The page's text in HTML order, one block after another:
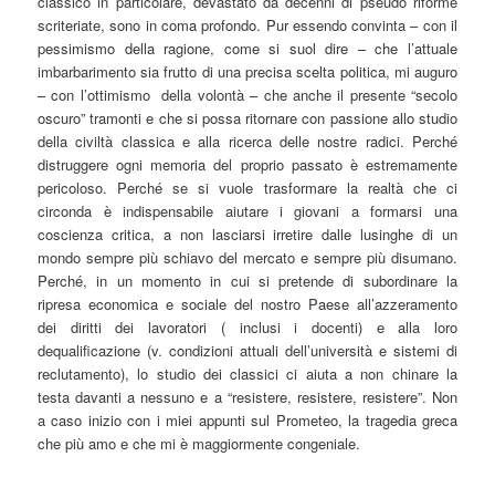
scriteriate, sono in coma profondo. Pur essendo convinta – con il
pessimismo della ragione, come si suol dire – che l’attuale
imbarbarimento sia frutto di una precisa scelta politica, mi auguro
– con l’ottimismo della volontà – che anche il presente “secolo
oscuro” tramonti e che si possa ritornare con passione allo studio
della civiltà classica e alla ricerca delle nostre radici. Perché
distruggere ogni memoria del proprio passato è estremamente
pericoloso. Perché se si vuole trasformare la realtà che ci
circonda è indispensabile aiutare i giovani a formarsi una
coscienza critica, a non lasciarsi irretire dalle lusinghe di un
mondo sempre più schiavo del mercato e sempre più disumano.
Perché, in un momento in cui si pretende di subordinare la
ripresa economica e sociale del nostro Paese all’azzeramento
dei diritti dei lavoratori ( inclusi i docenti) e alla loro
dequalificazione (v. condizioni attuali dell’università e sistemi di
reclutamento), lo studio dei classici ci aiuta a non chinare la
testa davanti a nessuno e a “resistere, resistere, resistere”. Non
a caso inizio con i miei appunti sul Prometeo, la tragedia greca
che più amo e che mi è maggiormente congeniale.